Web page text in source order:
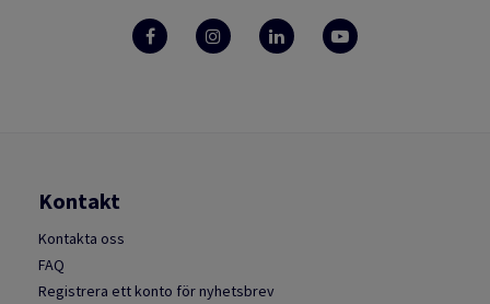
Kontakt
Kontakta oss
FAQ
Registrera ett konto för nyhetsbrev